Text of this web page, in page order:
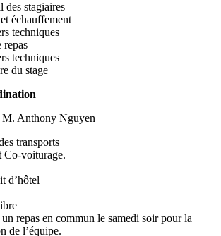
des stagiaires
échauffement
techniques
repas
techniques
du stage
M. Anthony Nguyen
transports
Co-voiturage.
d’hôtel
repas en commun le samedi soir pour la
de l’équipe.